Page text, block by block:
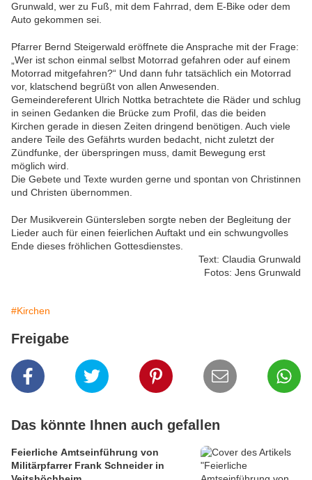
Grunwald, wer zu Fuß, mit dem Fahrrad, dem E-Bike oder dem
Auto gekommen sei.
Pfarrer Bernd Steigerwald eröffnete die Ansprache mit der Frage:
„Wer ist schon einmal selbst Motorrad gefahren oder auf einem
Motorrad mitgefahren?“ Und dann fuhr tatsächlich ein Motorrad
vor, klatschend begrüßt von allen Anwesenden.
Gemeindereferent Ulrich Nottka betrachtete die Räder und schlug
in seinen Gedanken die Brücke zum Profil, das die beiden
Kirchen gerade in diesen Zeiten dringend benötigen. Auch viele
andere Teile des Gefährts wurden bedacht, nicht zuletzt der
Zündfunke, der überspringen muss, damit Bewegung erst
möglich wird.
Die Gebete und Texte wurden gerne und spontan von Christinnen
und Christen übernommen.
Der Musikverein Güntersleben sorgte neben der Begleitung der
Lieder auch für einen feierlichen Auftakt und ein schwungvolles
Ende dieses fröhlichen Gottesdienstes.
Text: Claudia Grunwald
Fotos: Jens Grunwald
#Kirchen
Freigabe
Das könnte Ihnen auch gefallen
Feierliche Amtseinführung von
Militärpfarrer Frank Schneider in